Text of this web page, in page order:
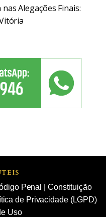
Alegações Finais:
Penal
Constituição
de Privacidade (LGPD)
Uso